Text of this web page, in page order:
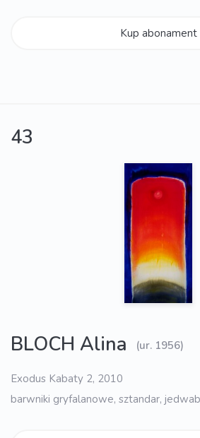
Kup abonament
43
BLOCH Alina (ur. 1956)
Exodus Kabaty 2, 2010
barwniki gryfalanowe, sztandar,